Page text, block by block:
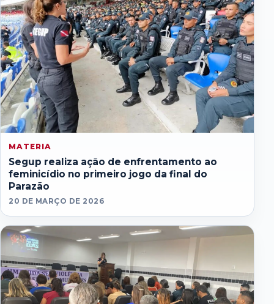
MATERIA
Segup realiza ação de enfrentamento ao
feminicídio no primeiro jogo da final do
Parazão
20 DE MARÇO DE 2026